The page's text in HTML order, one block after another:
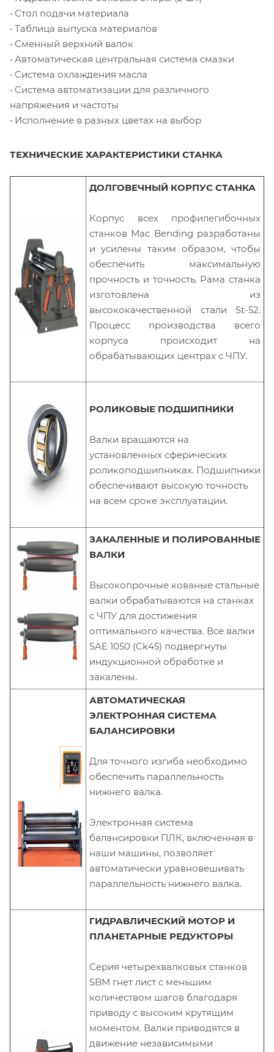
• Стол подачи материала
• Таблица выпуска материалов
• Сменный верхний валок
• Автоматическая центральная система смазки
• Система охлаждения масла
• Система автоматизации для различного
напряжения и частоты
• Исполнение в разных цветах на выбор
ТЕХНИЧЕСКИЕ ХАРАКТЕРИСТИКИ СТАНКА
ДОЛГОВЕЧНЫЙ КОРПУС СТАНКА
Корпус всех профилегибочных
станков Mac Bending разработаны
и усилены таким образом, чтобы
обеспечить максимальную
прочность и точность. Рама станка
изготовлена из
высококачественной стали St-52.
Процесс производства всего
корпуса происходит на
обрабатывающих центрах с ЧПУ.
РОЛИКОВЫЕ ПОДШИПНИКИ
Валки вращаются на
установленных сферических
роликоподшипниках. Подшипники
обеспечивают высокую точность
на всем сроке эксплуатации.
ЗАКАЛЕННЫЕ И ПОЛИРОВАННЫЕ
ВАЛКИ
Высокопрочные кованые стальные
валки обрабатываются на станках
с ЧПУ для достижения
оптимального качества. Все валки
SAE 1050 (Ck45) подвергнуты
индукционной обработке и
закалены.
АВТОМАТИЧЕСКАЯ
ЭЛЕКТРОННАЯ СИСТЕМА
БАЛАНСИРОВКИ
Для точного изгиба необходимо
обеспечить параллельность
нижнего валка.
Электронная система
балансировки ПЛК, включенная в
наши машины, позволяет
автоматически уравновешивать
параллельность нижнего валка.
ГИДРАВЛИЧЕСКИЙ МОТОР И
ПЛАНЕТАРНЫЕ РЕДУКТОРЫ
Серия четырехвалковых станков
SBM гнет лист с меньшим
количеством шагов благодаря
приводу с высоким крутящим
моментом. Валки приводятся в
движение независимыми